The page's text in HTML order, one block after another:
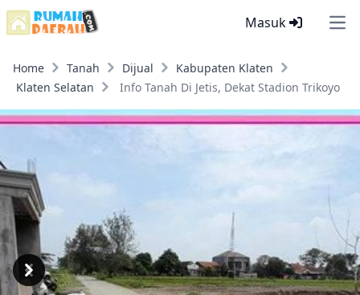
Masuk
Home Tanah Dijual
Kabupaten Klaten
Klaten Selatan
Info Tanah Di Jetis, Dekat Stadion Trikoyo
Previous
Next